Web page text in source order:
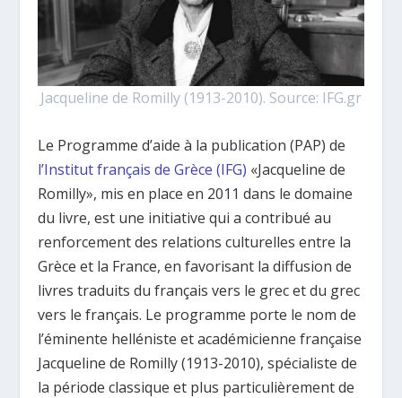
Jacqueline de Romilly (1913-2010). Source: IFG.gr
Le Programme d’aide à la publication (PAP) de
l’Institut français de Grèce (IFG) «Jacqueline de
Romilly», mis en place en 2011 dans le domaine
du livre, est une initiative qui a contribué au
renforcement des relations culturelles entre la
Grèce et la France, en favorisant la diffusion de
livres traduits du français vers le grec et du grec
vers le français. Le programme porte le nom de
l’éminente helléniste et académicienne française
Jacqueline de Romilly (1913-2010), spécialiste de
la période classique et plus particulièrement de